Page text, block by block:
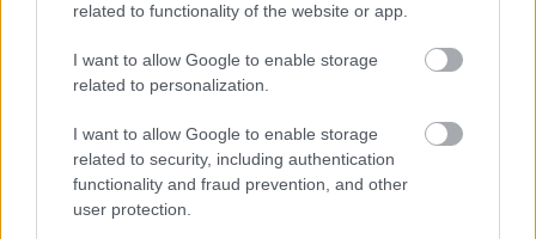
related to functionality of the website or app.
I want to allow Google to enable storage
related to personalization.
I want to allow Google to enable storage
related to security, including authentication
functionality and fraud prevention, and other
user protection.
Ha tehátreggelentekávézol, ne csak az ízére,
hanem az egészségedre is gondolj! Egy egyszerű
csésze fekete, cukor nélküli kávé az egyik legjobb
minden esetben elsősorban a te tested igényeit, a
saját egészségi állapotodat vedd figyelembe, és az
alapján dönts arról, hogy kávézol-e, és ha igen,
pontosan milyen kávéból és mennyit iszol!